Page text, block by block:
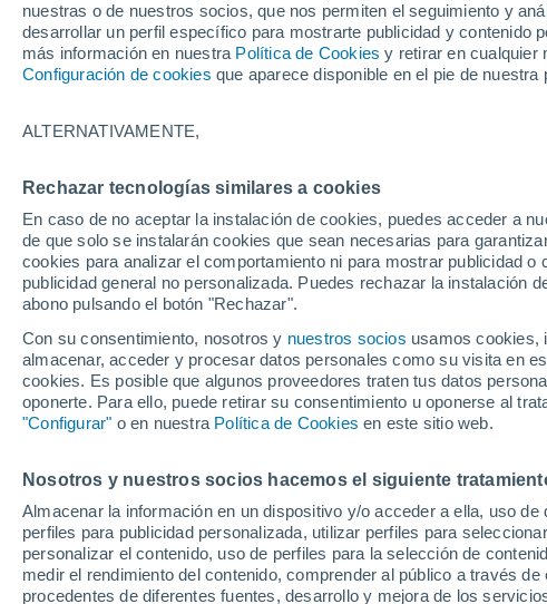
nuestras o de nuestros socios, que nos permiten el seguimiento y
desarrollar un perfil específico para mostrarte publicidad y contenido
más información en nuestra Política de Cookies y retirar en cualquier
Configuración de cookies que aparece disponible en el pie de nuestra
ALTERNATIVAMENTE,
Rechazar tecnologías similares a cookies
En caso de no aceptar la instalación de cookies, puedes acceder a
de que solo se instalarán cookies que sean necesarias para
cookies para analizar el comportamiento ni para mostrar publicidad
publicidad general no personalizada. Puedes rechazar la instalación
abono pulsando el botón "Rechazar".
Con su consentimiento, nosotros y nuestros socios usamos cookies,
almacenar, acceder y procesar datos personales como su visita en
cookies. Es posible que algunos proveedores traten tus datos
oponerte. Para ello, puede retirar su consentimiento u oponerse al
"Configurar" o en nuestra Política de Cookies en este sitio web.
Nosotros y nuestros socios hacemos el siguiente
Almacenar la información en un dispositivo y/o acceder a ella, uso
perfiles para publicidad personalizada, utilizar perfiles para
personalizar el contenido, uso de perfiles para la selección de
medir el rendimiento del contenido, comprender al público a través
procedentes de diferentes fuentes, desarrollo y mejora de los
03:04 Sábado
18°
Sensación de 18°
Iluminada:24%
Última hora
marcarán el fin de semana en la RM
Tiempo 1 - 7 días Actualidad Mapa de nubosidad
Hoy
8 Ago
Mañana
9 Ago
70%
Lunes
10 Ago
40%
Martes
11 Ago